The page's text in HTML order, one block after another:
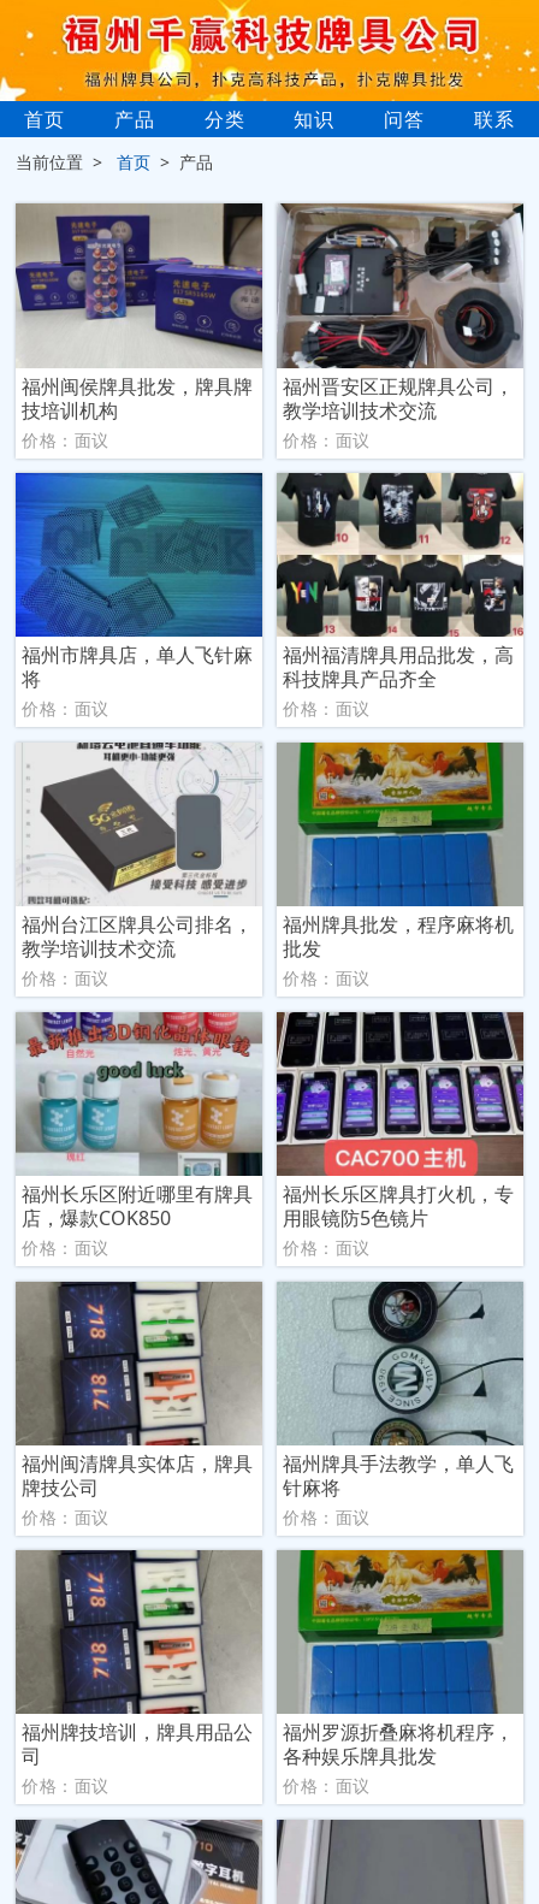
首页 产品 分类 知识 问答 联系
当前位置 >首页 > 产品
福州闽侯牌具批发，牌具牌
技培训机构
价格：面议
福州晋安区正规牌具公司，
教学培训技术交流
价格：面议
福州市牌具店，单人飞针麻
将
价格：面议
福州福清牌具用品批发，高
科技牌具产品齐全
价格：面议
福州台江区牌具公司排名，
教学培训技术交流
价格：面议
福州牌具批发，程序麻将机
批发
价格：面议
福州长乐区附近哪里有牌具
店，爆款COK850
价格：面议
福州长乐区牌具打火机，专
用眼镜防5色镜片
价格：面议
福州闽清牌具实体店，牌具
牌技公司
价格：面议
福州牌具手法教学，单人飞
针麻将
价格：面议
福州牌技培训，牌具用品公
司
价格：面议
福州罗源折叠麻将机程序，
各种娱乐牌具批发
价格：面议